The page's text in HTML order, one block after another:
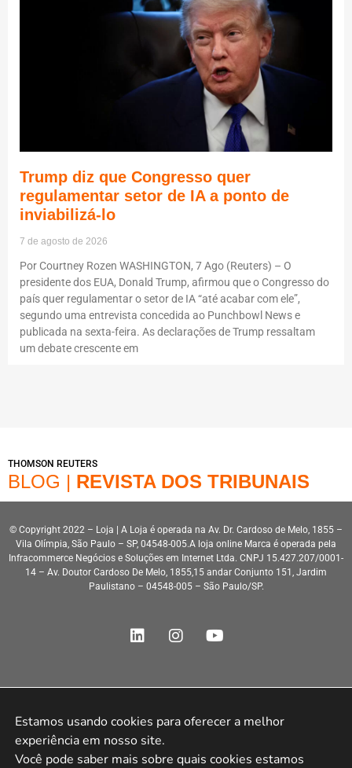
Trump diz que Congresso quer
regulamentar setor de IA a ponto de
inviabilizá-lo
7 de agosto de 2026
Por Courtney Rozen WASHINGTON, 7 Ago (Reuters) – O
presidente dos EUA, Donald Trump, afirmou que o Congresso do
país quer regulamentar o setor de IA “até acabar com ele”,
segundo uma entrevista concedida ao Punchbowl News e
publicada na sexta-feira. As declarações de Trump ressaltam
um debate crescente em
THOMSON REUTERS
BLOG | REVISTA DOS TRIBUNAIS
© Copyright 2022 – Loja | A Loja é operada na Av. Dr. Cardoso de Melo, 1855 –
Vila Olímpia, São Paulo – SP, 04548-005.A loja online Marca é operada pela
Infracommerce Negócios e Soluções em Internet Ltda. CNPJ 15.427.207/0001-
14 – Av. Doutor Cardoso De Melo, 1855,15 andar Conjunto 151, Jardim
Paulistano – 04548-005 – São Paulo/SP.
Estamos usando cookies para oferecer a melhor
experiência em nosso site.
Você pode saber mais sobre quais cookies estamos